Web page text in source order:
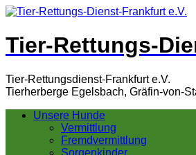
Tier-Rettungs-
Tier-Rettungsdienst-Frankfurt e.V.
Tierherberge Egelsbach, Gräfin-von-
Unsere Hunde
Vermittlung
Fremdvermittlung
Sorgenkinder